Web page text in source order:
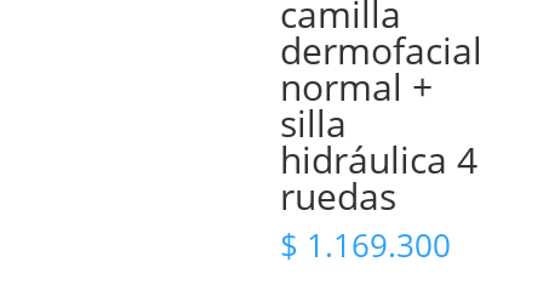
camilla
dermofacial
normal +
silla
hidráulica 4
ruedas
$ 1.169.300